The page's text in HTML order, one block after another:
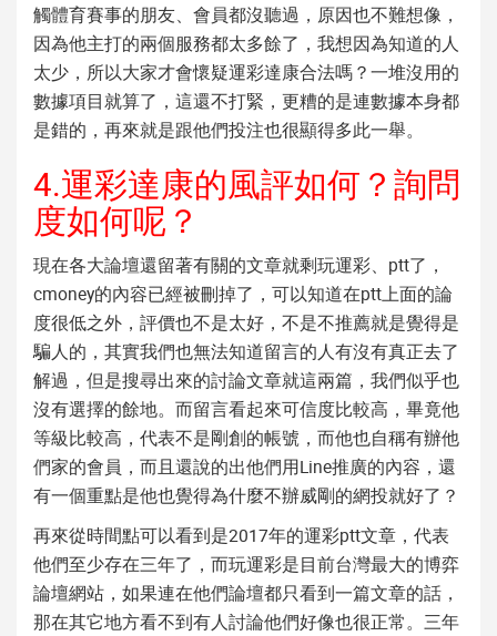
觸體育賽事的朋友、會員都沒聽過，原因也不難想像，
因為他主打的兩個服務都太多餘了，我想因為知道的人
太少，所以大家才會懷疑運彩達康合法嗎？一堆沒用的
數據項目就算了，這還不打緊，更糟的是連數據本身都
是錯的，再來就是跟他們投注也很顯得多此一舉。
4.運彩達康的風評如何？詢問
度如何呢？
現在各大論壇還留著有關的文章就剩玩運彩、ptt了，
cmoney的內容已經被刪掉了，可以知道在ptt上面的論
度很低之外，評價也不是太好，不是不推薦就是覺得是
騙人的，其實我們也無法知道留言的人有沒有真正去了
解過，但是搜尋出來的討論文章就這兩篇，我們似乎也
沒有選擇的餘地。而留言看起來可信度比較高，畢竟他
等級比較高，代表不是剛創的帳號，而他也自稱有辦他
們家的會員，而且還說的出他們用Line推廣的內容，還
有一個重點是他也覺得為什麼不辦威剛的網投就好了？
再來從時間點可以看到是2017年的運彩ptt文章，代表
他們至少存在三年了，而玩運彩是目前台灣最大的博弈
論壇網站，如果連在他們論壇都只看到一篇文章的話，
那在其它地方看不到有人討論他們好像也很正常。三年